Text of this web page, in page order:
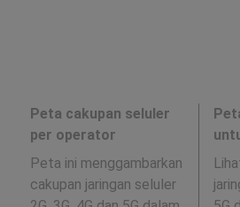
Peta cakupan seluler
per operator
Peta ini menggambarkan
cakupan jaringan seluler